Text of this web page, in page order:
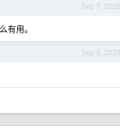
Sep 7, 2025
有用。
Sep 3, 2025